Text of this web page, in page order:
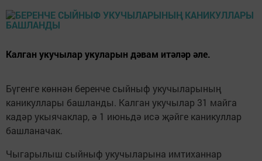
Калган укучылар укуларын дәвам итәләр әле.
Бүгенге көннән беренче сыйныф укучыларының
каникуллары башланды. Калган укучылар 31 майга
кадәр укыячаклар, ә 1 июньдә исә җәйге каникуллар
башланачак.
Чыгарылыш сыйныф укучыларына имтиханнар